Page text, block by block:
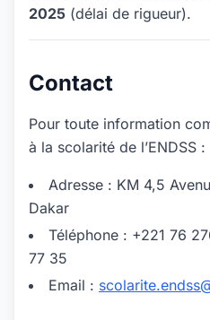
2025 (délai de rigueur).
Contact
Pour toute information
à la scolarité de l’ENDSS :
Adresse : KM 4,5
Dakar
Téléphone : +221 76
77 35
Email :